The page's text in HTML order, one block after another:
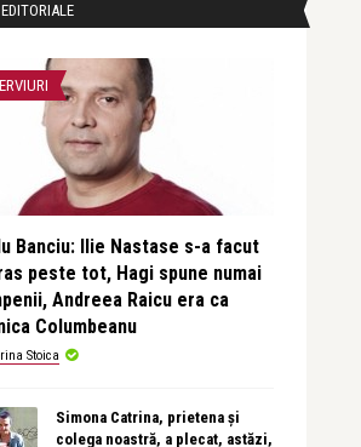
Banciu: Ilie Nastase s-a facut
peste tot, Hagi spune numai
Andreea Raicu era ca
Columbeanu
Stoica
Simona Catrina, prietena și
colega noastră, a plecat, astăzi,